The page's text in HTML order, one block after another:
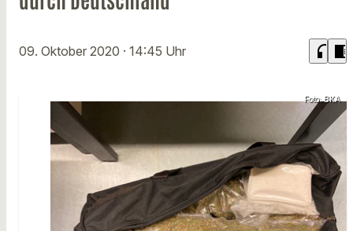
09. Oktober 2020 · 14:45 Uhr headphones chrome_reader_mode
Foto: BKA